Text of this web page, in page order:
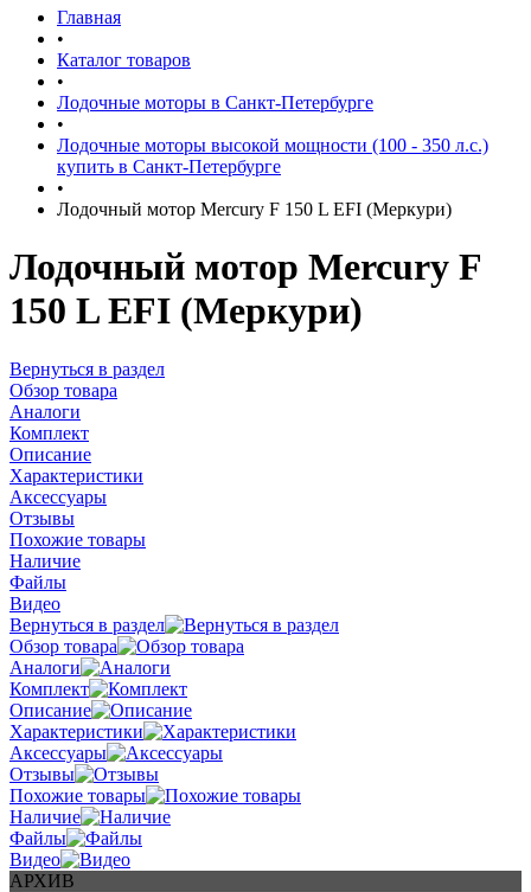
Главная
•
Каталог товаров
•
Лодочные моторы в Санкт-Петербурге
•
Лодочные моторы высокой мощности (100 - 350 л.с.)
купить в Санкт-Петербурге
•
Лодочный мотор Mercury F 150 L EFI (Меркури)
Лодочный мотор Mercury F
150 L EFI (Меркури)
Вернуться в раздел
Обзор товара
Аналоги
Комплект
Описание
Характеристики
Аксессуары
Отзывы
Похожие товары
Наличие
Файлы
Видео
Вернуться в раздел
Обзор товара
Аналоги
Комплект
Описание
Характеристики
Аксессуары
Отзывы
Похожие товары
Наличие
Файлы
Видео
АРХИВ